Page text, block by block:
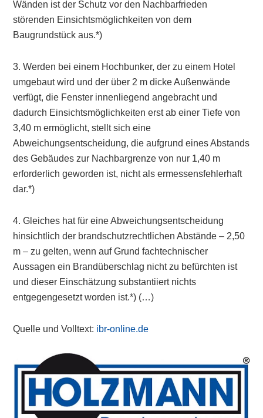
Wänden ist der Schutz vor den Nachbarfrieden
störenden Einsichtsmöglichkeiten von dem
Baugrundstück aus.*)
3. Werden bei einem Hochbunker, der zu einem Hotel
umgebaut wird und der über 2 m dicke Außenwände
verfügt, die Fenster innenliegend angebracht und
dadurch Einsichtsmöglichkeiten erst ab einer Tiefe von
3,40 m ermöglicht, stellt sich eine
Abweichungsentscheidung, die aufgrund eines Abstands
des Gebäudes zur Nachbargrenze von nur 1,40 m
erforderlich geworden ist, nicht als ermessensfehlerhaft
dar.*)
4. Gleiches hat für eine Abweichungsentscheidung
hinsichtlich der brandschutzrechtlichen Abstände – 2,50
m – zu gelten, wenn auf Grund fachtechnischer
Aussagen ein Brandüberschlag nicht zu befürchten ist
und dieser Einschätzung substantiiert nichts
entgegengesetzt worden ist.*) (…)
Quelle und Volltext: ibr-online.de
Primary
Sidebar